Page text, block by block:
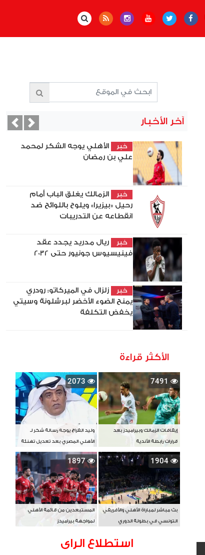
آخر الأخبار
خبر
الأهلي يوجه الشكر لمحمد
علي بن رمضان
خبر
الزمالك يغلق الباب أمام
رحيل «بيزيرا» ويلوح باللوائح ضد
انقطاعه عن التدريبات
خبر
ريال مدريد يجدد عقد
فينيسيوس جونيور حتى 2032
خبر
زلزال في الميركاتو: رودري
يمنح الضوء الأخضر لبرشلونة وسيتي
يخفض التكلفة
Next
الأكثر قراءة
7491
إيقافات الزمالك وبيراميدز بعد
قرارات رابطة الأندية
2073
وليد الفراج يوجه رسالة شكر لـ
الأهلي المصري بعد تعديل تهنئة
بطل آسيا
1904
بث مباشر لمباراة الأهلي والأفريقي
التونسي في بطولة الدوري
1897
المستبعدين من قائمة الأهلي
لمواجهة بيراميدز
استطلاع الراى